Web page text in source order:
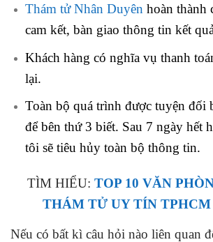
Thám tử Nhân Duyên hoàn thành
cam kết, bàn giao thông tin kết
Khách hàng có nghĩa vụ thanh
lại.
Toàn bộ quá trình được tuyện đối
để bên thứ 3 biết. Sau 7 ngày hết
tôi sẽ tiêu hủy toàn bộ thông tin.
TÌM HIỂU: TOP 10 VĂN
THÁM TỬ UY TÍN TPHCM
Nếu có bất kì câu hỏi nào liên quan